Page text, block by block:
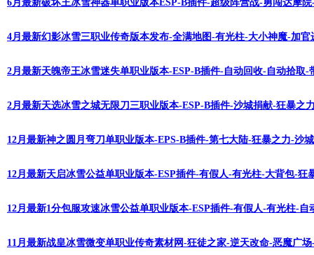
6月最新破坏王冰雪神器单职业版本ESP-B插件-超级阵营战-勇闯达摩
4月最新幻影冰雪三职业传奇版本发布-全满地图-有光柱-大小神魔-加
2月最新天魄帝王冰雪迷失单职业版本-ESP-B插件-自动回收-自动拾取-
2月最新天选冰雪之城无限刀三职业版本-ESP-B插件-沙城捐献-狂暴之
12月最新神之圆月弯刀单职业版本-EPS-B插件-第七大陆-狂暴之力-沙
12月最新天启冰雪公益单职业版本-ESP插件-有假人-有光柱-大背包-狂
12月最新1分包服攻速冰雪公益单职业版本-ESP插件-有假人-有光柱-
11月最新战皇冰雪微变单职业传奇素材网-狂徒之家-逆天改命-恶魔广